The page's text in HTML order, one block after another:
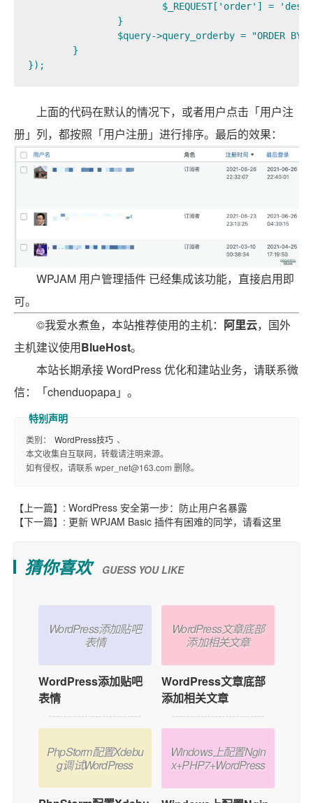
});
上面的代码在默认的情况下，或者用户点击「用户注
册」列，都按照「用户注册」进行排序。最后的效果：
WPJAM 用户管理插件 已经集成该功能，直接启用即
可。
©我爱水煮鱼，本站推荐使用的主机： 阿里云，国外
主机建议使用BlueHost。
本站长期承接 WordPress 优化和建站业务，请联系微
信：「chenduopapa」。
类别： WordPress技巧 、
本文收集自互联网，转载请注明来源。
如有侵权，请联系 wper_net@163.com 删除。
【上一篇】: WordPress 安全第一步：防止用户名暴露
【下一篇】: 更新 WPJAM Basic 插件有困难的同学，请看这里
猜你喜欢 GUESS YOU LIKE
WordPress添加贴吧
表情
WordPress添加贴吧
表情
PhpStorm配置Xdebu
g调试WordPress
WordPress文章底部
添加相关文章
WordPress文章底部
添加相关文章
Windows上配置Ngin
x+PHP7+WordPress